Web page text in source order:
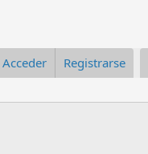
Acceder Registrarse